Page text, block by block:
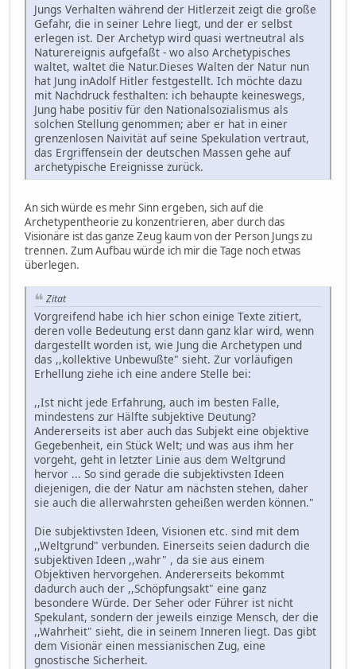
Jungs Verhalten während der Hitlerzeit zeigt die große
Gefahr, die in seiner Lehre liegt, und der er selbst
erlegen ist. Der Archetyp wird quasi wertneutral als
Naturereignis aufgefaßt - wo also Archetypisches
waltet, waltet die Natur.Dieses Walten der Natur nun
hat Jung inAdolf Hitler festgestellt. Ich möchte dazu
mit Nachdruck festhalten: ich behaupte keineswegs,
Jung habe positiv für den Nationalsozialismus als
solchen Stellung genommen; aber er hat in einer
grenzenlosen Naivität auf seine Spekulation vertraut,
das Ergriffensein der deutschen Massen gehe auf
archetypische Ereignisse zurück.
An sich würde es mehr Sinn ergeben, sich auf die
Archetypentheorie zu konzentrieren, aber durch das
Visionäre ist das ganze Zeug kaum von der Person Jungs zu
trennen. Zum Aufbau würde ich mir die Tage noch etwas
überlegen.
Zitat
Vorgreifend habe ich hier schon einige Texte zitiert,
deren volle Bedeutung erst dann ganz klar wird, wenn
dargestellt worden ist, wie Jung die Archetypen und
das ,,kollektive Unbewußte" sieht. Zur vorläufigen
Erhellung ziehe ich eine andere Stelle bei:
,,Ist nicht jede Erfahrung, auch im besten Falle,
mindestens zur Hälfte subjektive Deutung?
Andererseits ist aber auch das Subjekt eine objektive
Gegebenheit, ein Stück Welt; und was aus ihm her
vorgeht, geht in letzter Linie aus dem Weltgrund
hervor ... So sind gerade die subjektivsten Ideen
diejenigen, die der Natur am nächsten stehen, daher
sie auch die allerwahrsten geheißen werden können."
Die subjektivsten Ideen, Visionen etc. sind mit dem
,,Weltgrund" verbunden. Einerseits seien dadurch die
subjektiven Ideen ,,wahr" , da sie aus einem
Objektiven hervorgehen. Andererseits bekommt
dadurch auch der ,,Schöpfungsakt" eine ganz
besondere Würde. Der Seher oder Führer ist nicht
Spekulant, sondern der jeweils einzige Mensch, der die
,,Wahrheit" sieht, die in seinem Inneren liegt. Das gibt
dem Visionär einen messianischen Zug, eine
gnostische Sicherheit.